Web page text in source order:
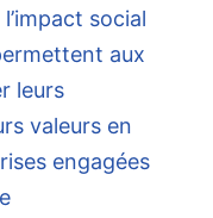
social
aux
leurs
valeurs en
engagées